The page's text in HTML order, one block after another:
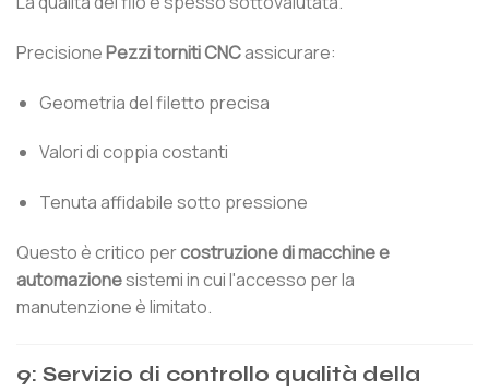
PrecisionePezzi torniti CNCassicurare:
Geometria del filetto precisa
Valori di coppia costanti
Tenuta affidabile sotto pressione
Questo è critico percostruzione di macchine e
automazionesistemi in cui l'accesso per la
manutenzione è limitato.
9: Servizio di controllo qualità della